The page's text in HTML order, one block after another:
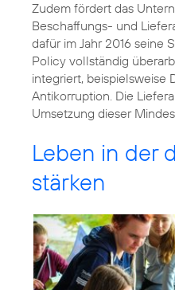
Zudem fördert das
Beschaffungs- und
dafür im Jahr 2016 seine
Policy vollständig
integriert, beispielsweise
Antikorruption. Die
Umsetzung dieser
Leben in der
stärken